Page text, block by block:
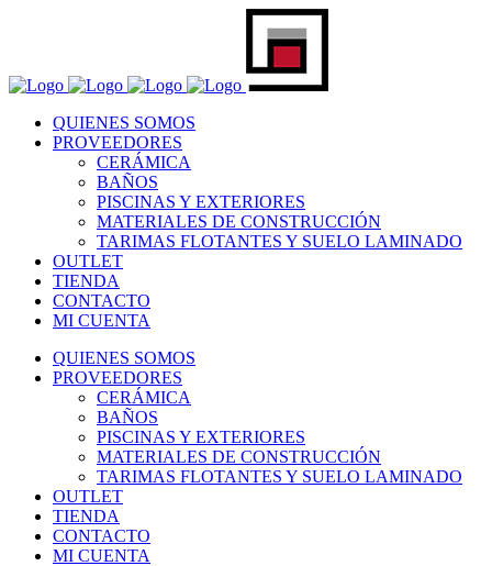
QUIENES SOMOS
PROVEEDORES
CERÁMICA
BAÑOS
PISCINAS Y EXTERIORES
MATERIALES DE CONSTRUCCIÓN
TARIMAS FLOTANTES Y SUELO LAMINADO
OUTLET
TIENDA
CONTACTO
MI CUENTA
QUIENES SOMOS
PROVEEDORES
CERÁMICA
BAÑOS
PISCINAS Y EXTERIORES
MATERIALES DE CONSTRUCCIÓN
TARIMAS FLOTANTES Y SUELO LAMINADO
OUTLET
TIENDA
CONTACTO
MI CUENTA